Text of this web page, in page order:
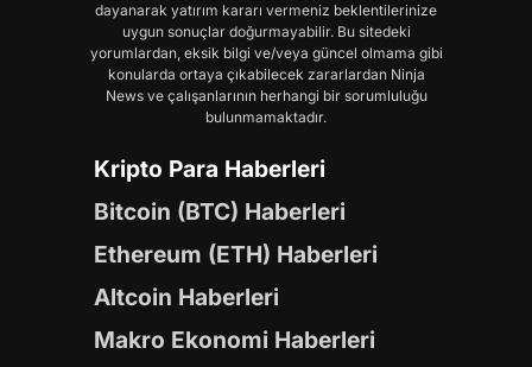
dayanarak yatırım kararı vermeniz beklentilerinize
uygun sonuçlar doğurmayabilir. Bu sitedeki
yorumlardan, eksik bilgi ve/veya güncel olmama gibi
konularda ortaya çıkabilecek zararlardan Ninja
News ve çalışanlarının herhangi bir sorumluluğu
bulunmamaktadır.
Kripto Para Haberleri
Bitcoin (BTC) Haberleri
Ethereum (ETH) Haberleri
Altcoin Haberleri
Makro Ekonomi Haberleri